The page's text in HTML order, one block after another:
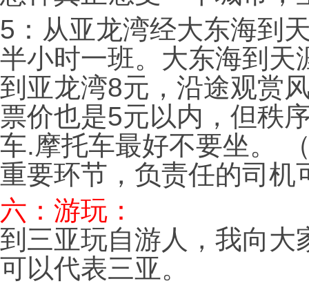
5：从亚龙湾经大东海到
半小时一班。大东海到天
到亚龙湾8元，沿途观赏
票价也是5元以内，但秩
车.摩托车最好不要坐
重要环节，负责任的司机
六：游玩：
到三亚玩自游人，我向大
可以代表三亚。